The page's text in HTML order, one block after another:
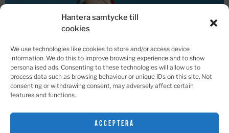
Hantera samtycke till
cookies
We use technologies like cookies to store and/or access device
information. We do this to improve browsing experience and to show
personalised ads. Consenting to these technologies will allow us to
process data such as browsing behaviour or unique IDs on this site. Not
consenting or withdrawing consent, may adversely affect certain
features and functions.
Acceptera